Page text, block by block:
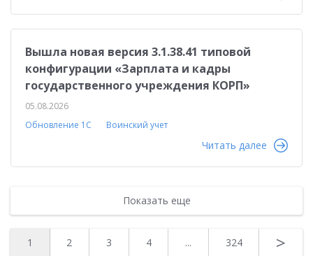
Вышла новая версия 3.1.38.41 типовой
конфигурации «Зарплата и кадры
государственного учреждения КОРП»
05.08.2026
Обновление 1С
Воинский учет
Читать далее
Показать еще
1 2 3 4 ... 324 >